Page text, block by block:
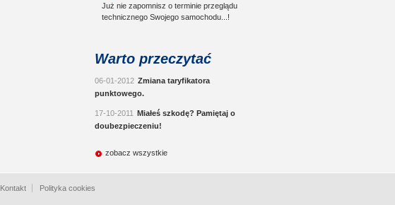
Już nie zapomnisz o terminie przeglądu
technicznego Swojego samochodu...!
Warto przeczytać
06-01-2012 Zmiana taryfikatora
punktowego.
17-10-2011 Miałeś szkodę? Pamiętaj o
doubezpieczeniu!
zobacz wszystkie
Kontakt Polityka cookies